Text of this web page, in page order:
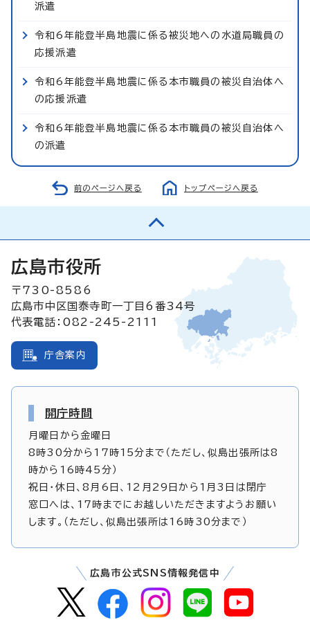
派遣
令和6年能登半島地震に係る被災地への水道局職員の
応援派遣
令和6年能登半島地震に係る本市職員の被災自治体へ
の応援派遣
令和6年能登半島地震に係る本市職員の被災自治体へ
の派遣
前のページへ戻る トップページへ戻る
広島市役所
〒730-8586
広島市中区国泰寺町一丁目6番34号
代表電話：082-245-2111
庁舎案内
開庁時間
月曜日から金曜日
8時30分から17時15分まで（ただし、似島出張所は8
時から16時45分）
祝日・休日、8月6日、12月29日から1月3日は閉庁
窓口へは、17時までにお越しいただきますようお願い
します。（ただし、似島出張所は16時30分まで）
広島市公式SNS情報発信中